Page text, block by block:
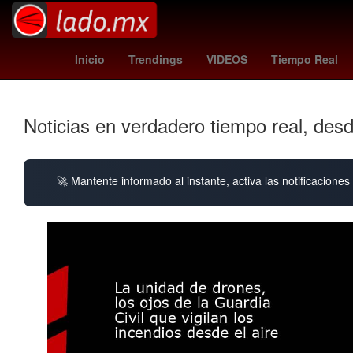
Inicio Trendings VIDEOS Tiempo Real
Nueva York Perú alerta meteorológica
Noticias en verdadero tiempo real,
🚀 Mantente informado al instante, activa las